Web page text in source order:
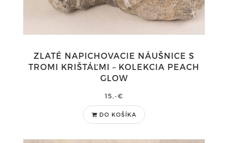
ZLATÉ NAPICHOVACIE NÁUŠNICE S
TROMI KRIŠTÁĽMI – KOLEKCIA PEACH
GLOW
15,-€
DO KOŠÍKA